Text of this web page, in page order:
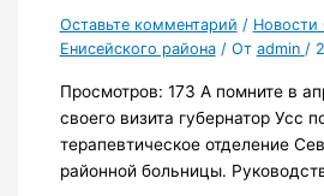
Оставьте комментарий / Новости
Енисейского района/ От admin /
Просмотров: 173 А помните в
своего визита губернатор Усс
терапевтическое отделение
районной больницы.